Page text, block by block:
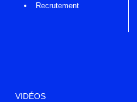
Recrutement
VIDÉOS